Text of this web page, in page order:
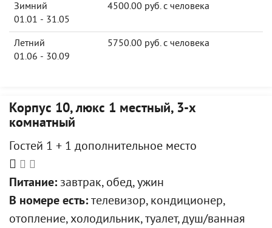
Зимний
01.01 - 31.05
4500.00 руб. с человека
Летний
01.06 - 30.09
5750.00 руб. с человека
Корпус 10, люкс 1 местный, 3-х
комнатный
Гостей 1 + 1 дополнительное место
Питание: завтрак, обед, ужин
В номере есть: телевизор, кондиционер,
отопление, холодильник, туалет, душ/ванная